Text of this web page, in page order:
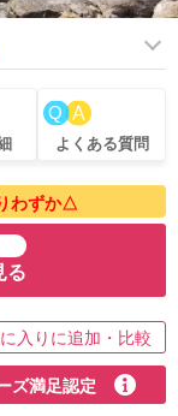
よくある質問
わずか△
る
入りに追加・比較
ズ満足認定